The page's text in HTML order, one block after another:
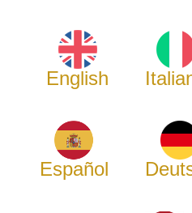
English
Español